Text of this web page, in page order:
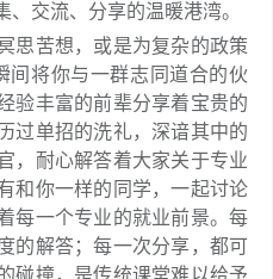
交流、分享的温暖港湾。
思苦想，或是为复杂的政策
间将你与一群志同道合的伙
验丰富的前辈分享着宝贵的
过单招的洗礼，深谙其中的
，耐心解答着大家关于专业
和你一样的同学，一起讨论
每一个专业的就业前景。每
的解答；每一次分享，都可
碰撞，是传统课堂难以给予